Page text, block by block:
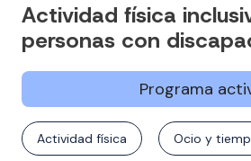
Actividad física
personas con
Programa
Actividad física Ocio y